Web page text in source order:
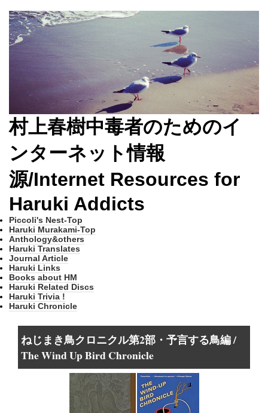
村上春樹中毒者のためのイ
ンターネット情報
源/Internet Resources for
Haruki Addicts
Piccoli's Nest-Top
Haruki Murakami-Top
Anthology&others
Haruki Translates
Journal Article
Haruki Links
Books about HM
Haruki Related Discs
Haruki Trivia !
Haruki Chronicle
ねじまき鳥クロニクル第2部・予言する鳥編 /
The Wind Up Bird Chronicle